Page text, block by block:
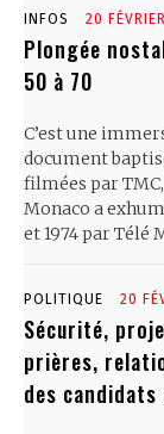
INFOS 20
Plongée
50 à 70
C’est une
document
filmées par
Monaco a
et 1974 par Télé
POLITIQUE 20
Sécurité,
prières,
des candidats